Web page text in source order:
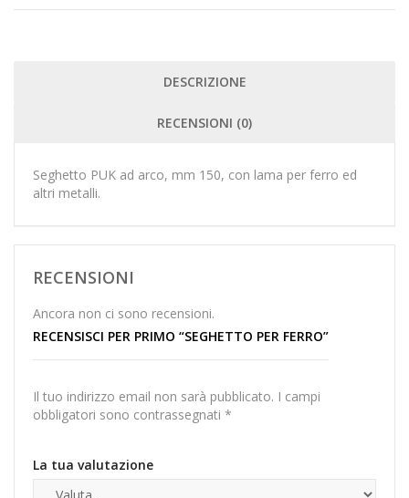
DESCRIZIONE
RECENSIONI (0)
Seghetto PUK ad arco, mm 150, con lama per ferro ed
altri metalli.
RECENSIONI
Ancora non ci sono recensioni.
RECENSISCI PER PRIMO “SEGHETTO PER FERRO”
Il tuo indirizzo email non sarà pubblicato. I campi
obbligatori sono contrassegnati *
La tua valutazione